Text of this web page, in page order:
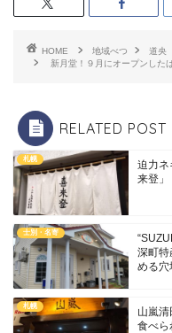
HOME 地域べつ 道央
新月堂！９月にオープンした
RELATED POST
札幌
迫力ネ
来登」
士別・名寄
深町特
める穴
札幌
山嵐
食べら